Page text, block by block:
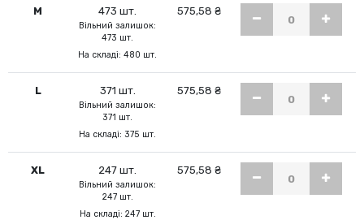
M 473 шт.
Вільний залишок:
473 шт.
На складі: 480 шт.
575,58 ₴
L 371 шт.
Вільний залишок:
371 шт.
На складі: 375 шт.
575,58 ₴
XL 247 шт.
Вільний залишок:
247 шт.
На складі: 247 шт.
575,58 ₴